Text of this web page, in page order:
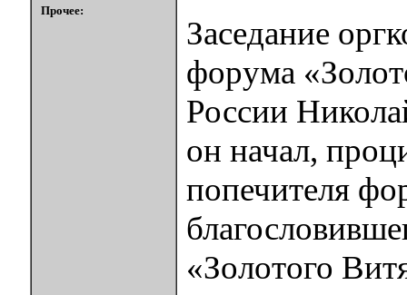
Прочее:
Заседание
форума
России
он начал,
попечителя
«Золотого